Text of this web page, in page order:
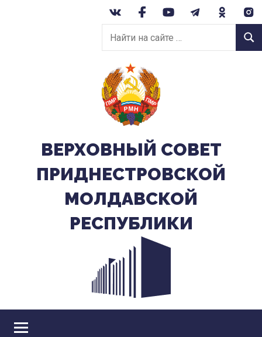
Найти
на
сайте:
ВЕРХОВНЫЙ CОВЕТ
ПРИДНЕСТРОВСКОЙ
МОЛДАВСКОЙ
РЕСПУБЛИКИ